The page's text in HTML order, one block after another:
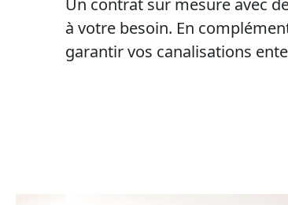
Un contrat sur mesure avec
à votre besoin. En
garantir vos canalisations